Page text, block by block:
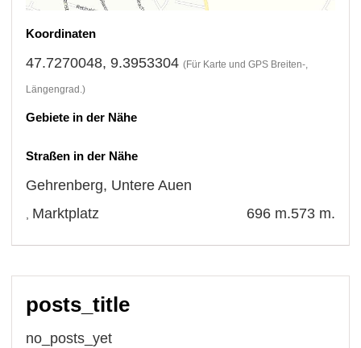
Koordinaten
47.7270048, 9.3953304 (Für Karte und GPS Breiten-,
Längengrad.)
Gebiete in der Nähe
Straßen in der Nähe
Gehrenberg, Untere Auen
573 m.
Marktplatz 696 m.
posts_title
no_posts_yet